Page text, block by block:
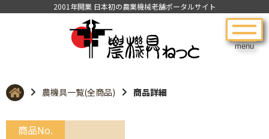
menu
2001年開業 日本初の農業機械老舗ポータルサイト
農機具一覧(全商品) 商品詳細
商品No.